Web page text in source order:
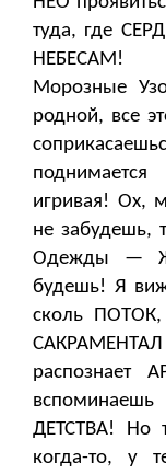
туда, где
НЕБЕСАМ!
Морозные
родной, все
игривая! Ох,
не забудешь,
Одежды —
будешь! Я
сколь
САКРАМЕНТАЛ
распознает
ДЕТСТВА! Но
когда-то, у